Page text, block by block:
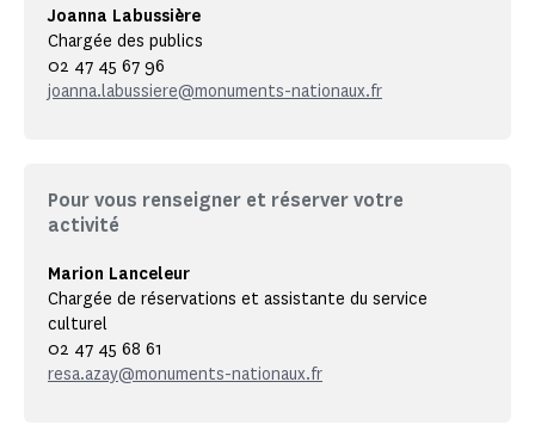
Joanna Labussière
Chargée des publics
02 47 45 67 96
joanna.labussiere@monuments-nationaux.fr
Pour vous renseigner et réserver votre
activité
Marion Lanceleur
Chargée de réservations et assistante du service
culturel
02 47 45 68 61
resa.azay@monuments-nationaux.fr